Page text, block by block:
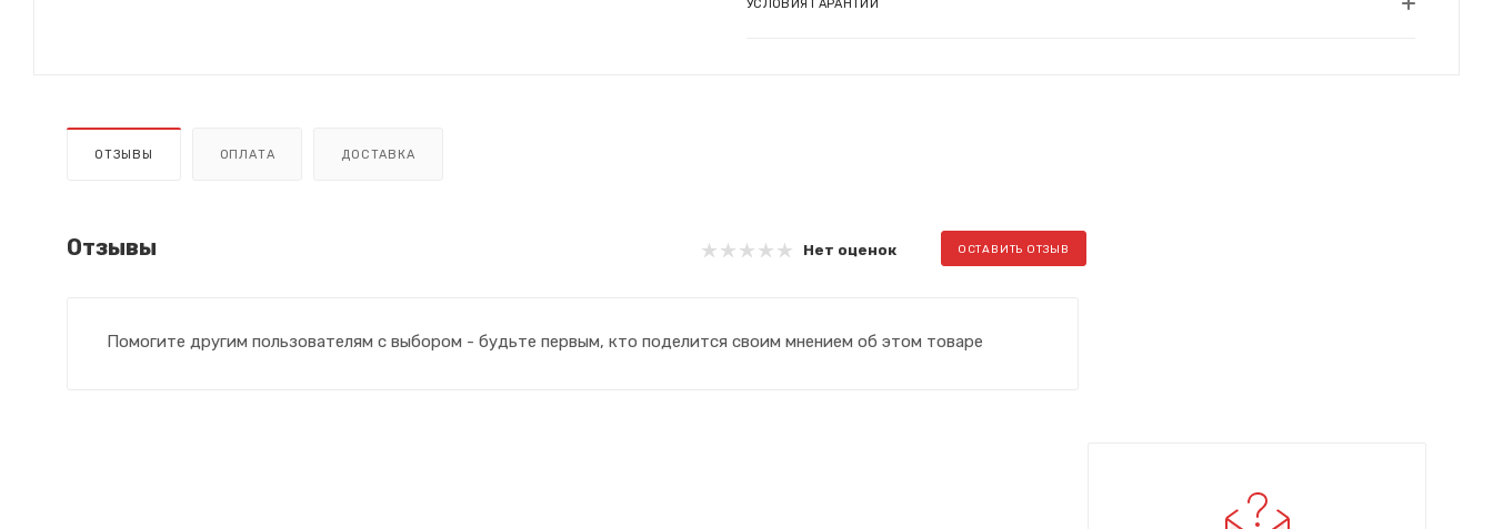
УСЛОВИЯ ГАРАНТИИ
ОТЗЫВЫ ОПЛАТА ДОСТАВКА
Отзывы Нет оценок ОСТАВИТЬ ОТЗЫВ
Помогите другим пользователям с выбором - будьте первым, кто поделится своим мнением об этом товаре